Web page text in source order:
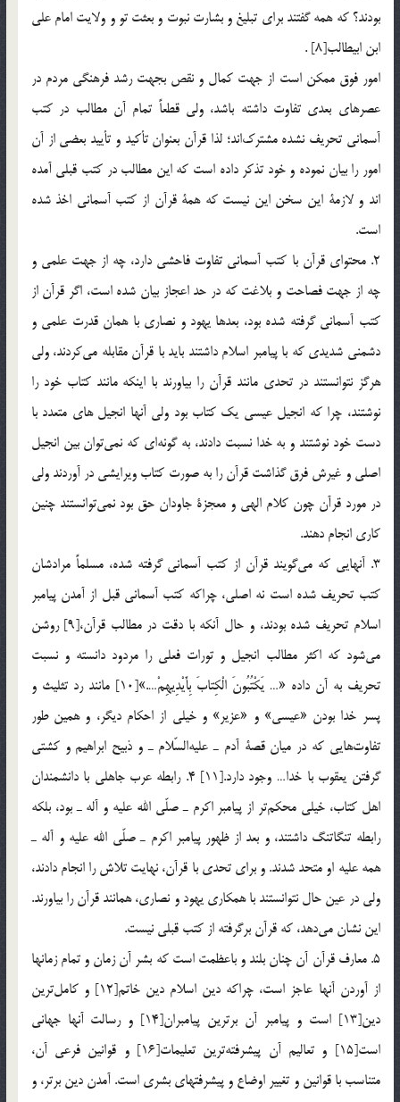
بودند؟ كه همه گفتند براي تبليغ و بشارت نبوت و بعثت تو و ولايت امام علي
ابن ابيطالب[8] .
امور فوق ممكن است از جهت كمال و نقص بجهت رشد فرهنگي مردم در
عصرهاي بعدي تفاوت داشته باشد، ولي قطعاً تمام آن مطالب در كتب
آسماني تحريف نشده مشترك‌اند؛ لذا قرآن بعنوان تأكيد و تأييد بعضي از آن
امور را بيان نموده و خود تذكر داده است كه اين مطالب در كتب قبلي آمده
اند و لازمة اين سخن اين نيست كه همة قرآن از كتب آسماني اخذ شده
است.
2. محتواي قرآن با كتب آسماني تفاوت فاحشي دارد، چه از جهت علمي و
چه از جهت فصاحت و بلاغت كه در حد اعجاز بيان شده است، اگر قرآن از
كتب آسماني گرفته شده بود، بعدها يهود و نصاري با همان قدرت علمي و
دشمني شديدي كه با پيامبر اسلام داشتند بايد با قرآن مقابله مي‌كردند، ولي
هرگز نتوانستند در تحدي مانند قرآن را بياورند با اينكه مانند كتاب خود را
نوشتند، چرا كه انجيل عيسي يك كتاب بود ولي آنها انجيل هاي متعدد با
دست خود نوشتند و به خدا نسبت دادند، به گونه‌اي كه نمي‌توان بين انجيل
اصلي و غيرش فرق گذاشت قرآن را به صورت کتاب ويرايشي در آوردند ولي
در مورد قرآن چون كلام الهي و معجزة جاودان حق بود نمي‌توانستند چنين
كاري انجام دهند.
3. آنهايي كه مي‌گويند قرآن از كتب آسماني گرفته شده، مسلماً مرادشان
كتب تحريف شده است نه اصلي، چراكه كتب آسماني قبل از آمدن پيامبر
اسلام تحريف شده بودند، و حال آنكه با دقت در مطالب قرآن،[9] روشن
مي‌شود كه اكثر مطالب انجيل و تورات فعلي را مردود دانسته و نسبت
تحريف به آن داده «… يَكْتُبُونَ الْكِتابَ بِأَيْدِيهِمْ….»[10] مانند رد تثليث و
پسر خدا بودن «عيسي» و «عزير» و خيلي از احكام ديگر، و همين طور
تفاوت‌هايي كه در ميان قصة آدم ـ عليه‌السّلام ـ و ذبيح ابراهيم و كشتي
گرفتن يعقوب با خدا… وجود دارد.[11] 4. رابطه عرب جاهلي با دانشمندان
اهل كتاب، خيلي محكم‌تر از پيامبر اكرم ـ صلّي الله عليه و آله ـ بود، بلكه
رابطه تنگاتنگ داشتند، و بعد از ظهور پيامبر اكرم ـ صلّي الله عليه و آله ـ
همه عليه او متحد شدند. و براي تحدي با قرآن، نهايت تلاش را انجام دادند،
ولي در عين حال نتوانستند با همكاري يهود و نصاري، همانند قرآن را بياورند.
اين نشان مي‌دهد، كه قرآن برگرفته از كتب قبلي نيست.
5. معارف قرآن آن چنان بلند و باعظمت است كه بشر آن زمان و تمام زمانها
از آوردن آنها عاجز است، چراكه دين اسلام دين خاتم[12] و كامل‌ترين
دين[13] است و پيامبر آن برترين پيامبران[14] و رسالت آنها جهاني
است[15] و تعاليم آن پيشرفته‌ترين تعليمات[16] و قوانين فرعي آن،
متناسب با قوانين و تغيير اوضاع و پيشرفتهاي بشري است. آمدن دين برتر، و